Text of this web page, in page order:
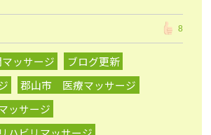
8
ッサージ
ブログ更新
郡山市 医療マッサージ
ッサージ